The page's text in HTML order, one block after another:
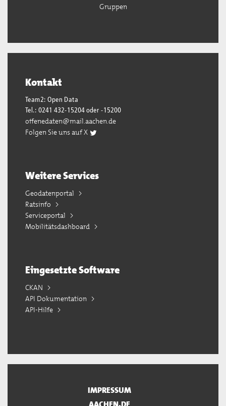
Gruppen
Kontakt
Team2: Open Data
Tel.: 0241 432-15204 oder -15200
offenedaten@mail.aachen.de
Folgen Sie uns auf X
Weitere Services
Geodatenportal
Ratsinfo
Serviceportal
Mobilitätsdashboard
Eingesetzte Software
CKAN
API Dokumentation
API-Hilfe
IMPRESSUM